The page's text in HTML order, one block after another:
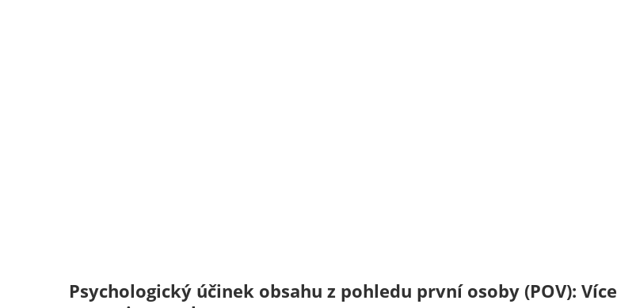
Psychologický účinek obsahu z pohledu první osoby (POV): Více